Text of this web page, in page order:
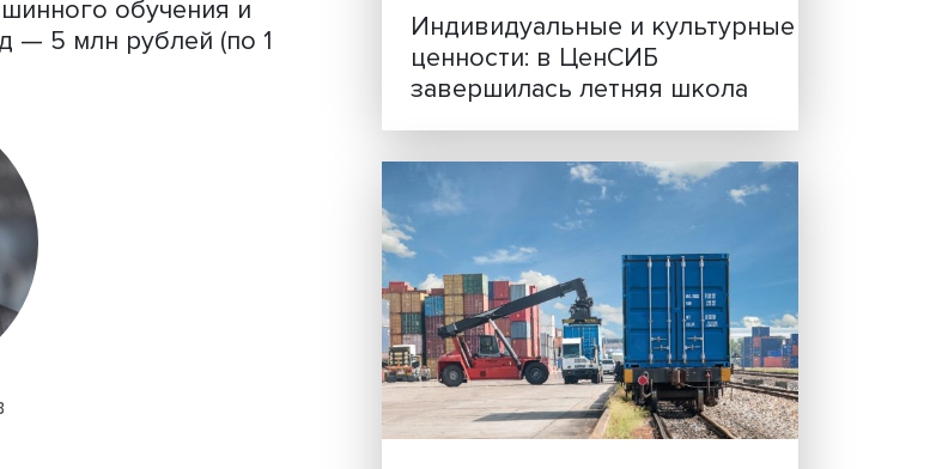
и машинного обучения.
для решения реальные
кейсом продлится
успешные решения будут
денежные призы. Призовой фонд
пройдет в Нижнем Новгороде. В
страны в гибридном формате
машинного обучения и
фонд — 5 млн рублей (по 1
Индивидуальные и
ценности: в ЦенСИБ
завершилась летняя